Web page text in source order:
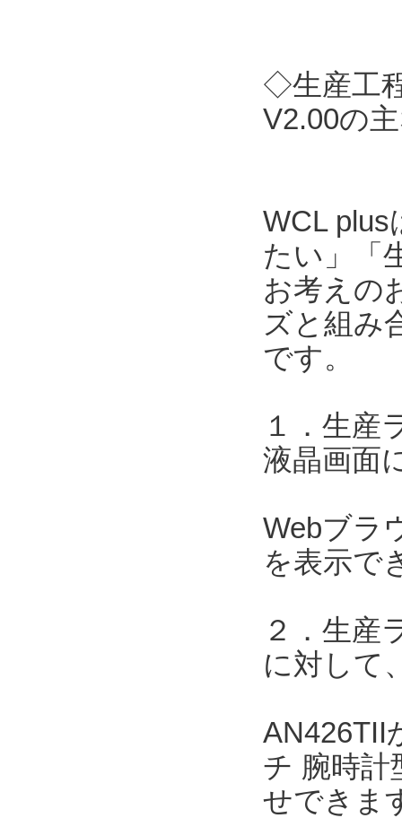
◇生産工
V2.00の
WCL plus
たい」「
お考えの
ズと組み
です。
１．生産
液晶画面
Webブラ
を表示で
２．生産
に対して
AN426TII
チ 腕時計
せできま